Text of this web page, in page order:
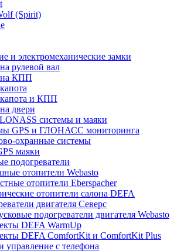
(Spirit)
и электромеханические замки
рулевой вал
на КПП
и КПП
двери
системы и маяки
GPS и ГЛОНАСС мониторинга
охранные системы
маяки
подогреватели
отопители Webasto
отопители Eberspacher
отопители салона DEFA
двигателя Северс
подогреватели двигателя Webasto
DEFA WarmUp
DEFA ComfortKit и ComfortKit Plus
управление с телефона